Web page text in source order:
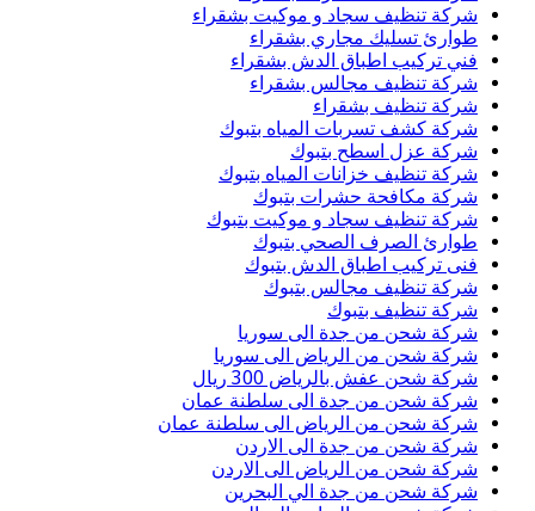
شركة تنظيف سجاد و موكيت بشقراء
طوارئ تسليك مجاري بشقراء
فني تركيب اطباق الدش بشقراء
شركة تنظيف مجالس بشقراء
شركة تنظيف بشقراء
شركة كشف تسربات المياه بتبوك
شركة عزل اسطح بتبوك
شركة تنظيف خزانات المياه بتبوك
شركة مكافحة حشرات بتبوك
شركة تنظيف سجاد و موكيت بتبوك
طوارئ الصرف الصحي بتبوك
فنى تركيب اطباق الدش بتبوك
شركة تنظيف مجالس بتبوك
شركة تنظيف بتبوك
شركة شحن من جدة الى سوريا
شركة شحن من الرياض الى سوريا
شركة شحن عفش بالرياض 300 ريال
شركة شحن من جدة الى سلطنة عمان
شركة شحن من الرياض الى سلطنة عمان
شركة شحن من جدة الى الاردن
شركة شحن من الرياض الى الاردن
شركة شحن من جدة الي البحرين